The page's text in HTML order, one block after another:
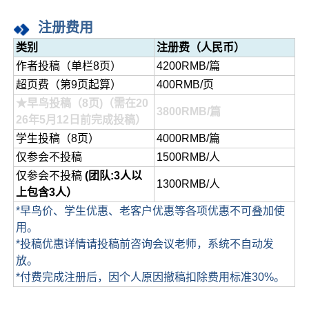
注册费用
类别
注册费（人民币）
作者投稿（单栏8页）
4200RMB/篇
超页费（第9页起算）
400RMB/页
★早鸟投稿（8页)（需在20
26年5月12日前完成投稿）
3800RMB/篇
学生投稿（8页）
4000RMB/篇
仅参会不投稿
1500RMB/人
仅参会不投稿(团队:3人以
上包含3人）
1300RMB/人
*早鸟价、学生优惠、老客户优惠等各项优惠不可叠加使
用。
*投稿优惠详情请投稿前咨询会议老师，系统不自动发
放。
*付费完成注册后，因个人原因撤稿扣除费用标准30%。